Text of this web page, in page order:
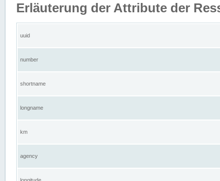
Erläuterung der Attribute der
uuid
number
shortname
longname
km
agency